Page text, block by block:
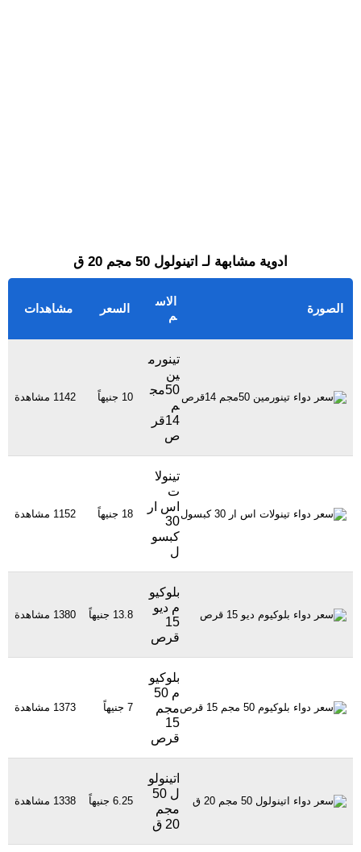
ادوية مشابهة لـ اتينولول 50 مجم 20 ق
الصورة
الاس
م
السعر مشاهدات
تينورم
ين
50مج
م
14قر
ص
10 جنيهاً 1142 مشاهدة
تينولا
ت
اس ار
30
كبسو
ل
18 جنيهاً 1152 مشاهدة
بلوكيو
م ديو
15
قرص
13.8 جنيهاً 1380 مشاهدة
بلوكيو
م 50
مجم
15
قرص
7 جنيهاً 1373 مشاهدة
اتينولو
ل 50
مجم
20 ق
6.25 جنيهاً 1338 مشاهدة